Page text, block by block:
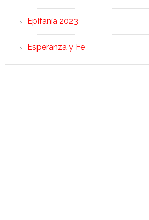
Epifanía 2023
Esperanza y Fe